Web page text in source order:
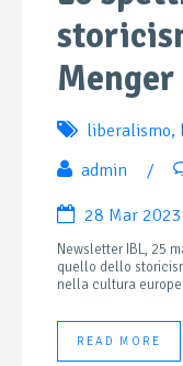
Menger
liberalismo,
admin
/
28 Mar 2023
Newsletter IBL, 25
quello dello
nella cultura
READ MORE